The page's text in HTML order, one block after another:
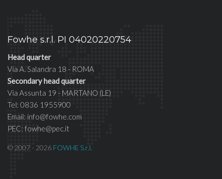
Fowhe s.r.l. PI 04020220754
Head quarter
Via A. Salandra 18 - ROMA
Secondary head quarter
Via Assunta 19 - MARTANO (LE)
Tel: 0836 1955900
Email: info@fowhe.com
PEC: fowhe@pec.it
© 2007 - 2026 FOWHE S.r.l.